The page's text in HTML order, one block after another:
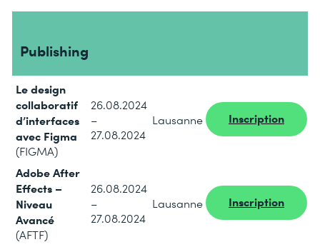
Publishing
Le design
collaboratif
d’interfaces
avec Figma
(FIGMA)
26.08.2024
–
27.08.2024
Lausanne Inscription
Adobe After
Effects –
Niveau
Avancé
(AFTF)
26.08.2024
–
27.08.2024
Lausanne Inscription